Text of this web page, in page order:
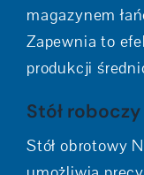
magazynem
Zapewnia to
produkcji
Stół
Stół obrotowy